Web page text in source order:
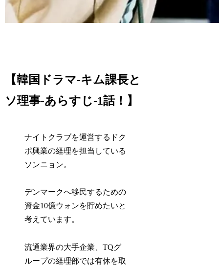
【韓国ドラマ-キム課長と
ソ理事-あらすじ-1話！】
ナイトクラブを運営するドク
ポ興業の経理を担当している
ソンニョン。
デンマークへ移民するための
資金10億ウォンを貯めたいと
考えています。
流通業界の大手企業、TQグ
ループの経理部では有休を取